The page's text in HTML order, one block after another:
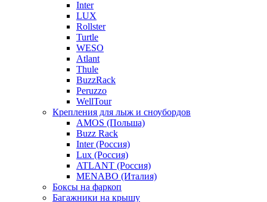
Inter
LUX
Rollster
Turtle
WESO
Atlant
Thule
BuzzRack
Peruzzo
WellTour
Крепления для лыж и сноубордов
AMOS (Польша)
Buzz Rack
Inter (Россия)
Lux (Россия)
ATLANT (Россия)
MENABO (Италия)
Боксы на фаркоп
Багажники на крышу